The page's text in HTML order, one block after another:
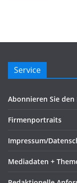
Service
Abonnieren Sie
Firmenportraits
Impressum/
Mediadaten +